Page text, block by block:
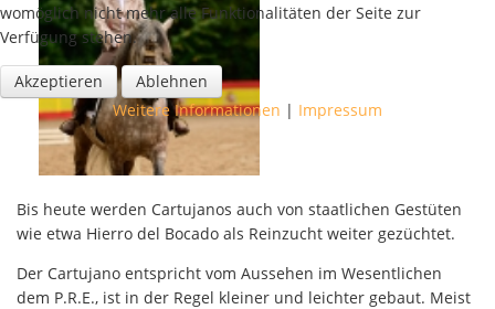
Bis heute werden Cartujanos auch von staatlichen Gestüten
wie etwa Hierro del Bocado als Reinzucht weiter gezüchtet.
Der Cartujano entspricht vom Aussehen im Wesentlichen
dem P.R.E., ist in der Regel kleiner und leichter gebaut. Meist
womöglich nicht mehr alle Funktionalitäten der Seite zur
Verfügung stehen.
Akzeptieren
Ablehnen
Weitere Informationen | Impressum